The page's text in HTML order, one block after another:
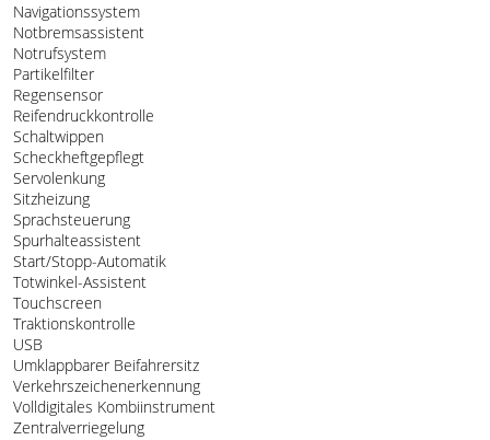
Navigationssystem
Notbremsassistent
Notrufsystem
Partikelfilter
Regensensor
Reifendruckkontrolle
Schaltwippen
Scheckheftgepflegt
Servolenkung
Sitzheizung
Sprachsteuerung
Spurhalteassistent
Start/Stopp-Automatik
Totwinkel-Assistent
Touchscreen
Traktionskontrolle
USB
Umklappbarer Beifahrersitz
Verkehrszeichenerkennung
Volldigitales Kombiinstrument
Zentralverriegelung